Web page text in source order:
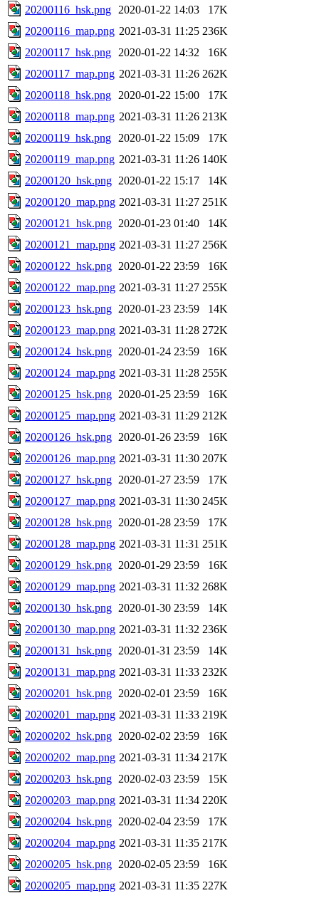
20200116_hsk.png
2020-01-22 14:03
17K
20200116_map.png 2021-03-31 11:25 236K
20200117_hsk.png
2020-01-22 14:32
16K
20200117_map.png 2021-03-31 11:26 262K
20200118_hsk.png
2020-01-22 15:00
17K
20200118_map.png 2021-03-31 11:26 213K
20200119_hsk.png
2020-01-22 15:09
17K
20200119_map.png 2021-03-31 11:26 140K
20200120_hsk.png 2020-01-22 15:17
14K
20200120_map.png 2021-03-31 11:27 251K
20200121_hsk.png 2020-01-23 01:40
14K
20200121_map.png 2021-03-31 11:27 256K
20200122_hsk.png 2020-01-22 23:59
16K
20200122_map.png 2021-03-31 11:27 255K
20200123_hsk.png 2020-01-23 23:59
14K
20200123_map.png 2021-03-31 11:28 272K
20200124_hsk.png 2020-01-24 23:59
16K
20200124_map.png 2021-03-31 11:28 255K
20200125_hsk.png 2020-01-25 23:59
16K
20200125_map.png 2021-03-31 11:29 212K
20200126_hsk.png 2020-01-26 23:59
16K
20200126_map.png 2021-03-31 11:30 207K
20200127_hsk.png 2020-01-27 23:59
17K
20200127_map.png 2021-03-31 11:30 245K
20200128_hsk.png 2020-01-28 23:59
17K
20200128_map.png 2021-03-31 11:31 251K
20200129_hsk.png 2020-01-29 23:59
16K
20200129_map.png 2021-03-31 11:32 268K
20200130_hsk.png 2020-01-30 23:59
14K
20200130_map.png 2021-03-31 11:32 236K
20200131_hsk.png 2020-01-31 23:59
14K
20200131_map.png 2021-03-31 11:33 232K
20200201_hsk.png 2020-02-01 23:59
16K
20200201_map.png 2021-03-31 11:33 219K
20200202_hsk.png 2020-02-02 23:59
16K
20200202_map.png 2021-03-31 11:34 217K
20200203_hsk.png 2020-02-03 23:59
15K
20200203_map.png 2021-03-31 11:34 220K
20200204_hsk.png 2020-02-04 23:59
17K
20200204_map.png 2021-03-31 11:35 217K
20200205_hsk.png 2020-02-05 23:59
16K
20200205_map.png 2021-03-31 11:35 227K